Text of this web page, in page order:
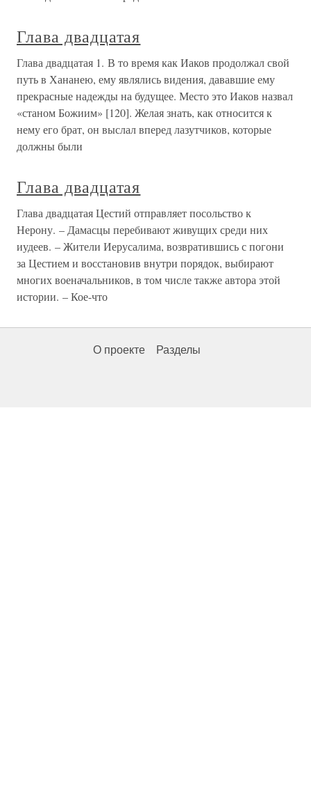
Глава двадцатая
Глава двадцатая 1. В то время как Иаков продолжал свой
путь в Хананею, ему являлись видения, дававшие ему
прекрасные надежды на будущее. Место это Иаков назвал
«станом Божиим» [120]. Желая знать, как относится к
нему его брат, он выслал вперед лазутчиков, которые
должны были
Глава двадцатая
Глава двадцатая Цестий отправляет посольство к
Нерону. – Дамасцы перебивают живущих среди них
иудеев. – Жители Иерусалима, возвратившись с погони
за Цестием и восстановив внутри порядок, выбирают
многих военачальников, в том числе также автора этой
истории. – Кое-что
О проекте Разделы